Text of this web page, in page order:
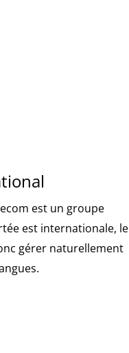
est un groupe
est internationale, le
gérer naturellement